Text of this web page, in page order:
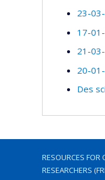
23-
17-
21-
20-
Des
RESOURCES FOR
RESEARCHERS